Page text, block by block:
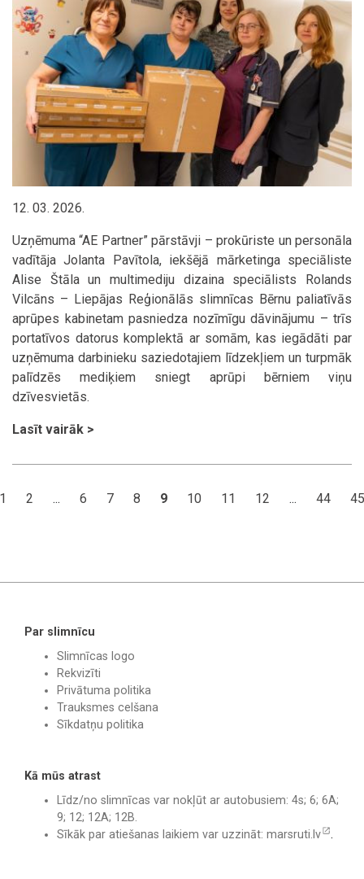
12. 03. 2026.
Uzņēmuma “AE Partner” pārstāvji – prokūriste un personāla
vadītāja Jolanta Pavītola, iekšējā mārketinga speciāliste
Alise Štāla un multimediju dizaina speciālists Rolands
Vilcāns – Liepājas Reģionālās slimnīcas Bērnu paliatīvās
aprūpes kabinetam pasniedza nozīmīgu dāvinājumu – trīs
portatīvos datorus komplektā ar somām, kas iegādāti par
uzņēmuma darbinieku saziedotajiem līdzekļiem un turpmāk
palīdzēs mediķiem sniegt aprūpi bērniem viņu
dzīvesvietās.
Lasīt vairāk >
1 2 ... 6 7 8 9 10 11 12 ... 44 45
Par slimnīcu
Slimnīcas logo
Rekvizīti
Privātuma politika
Trauksmes celšana
Sīkdatņu politika
Kā mūs atrast
Līdz/no slimnīcas var nokļūt ar autobusiem: 4s; 6; 6A;
9; 12; 12A; 12B.
Sīkāk par atiešanas laikiem var uzzināt: marsruti.lv .